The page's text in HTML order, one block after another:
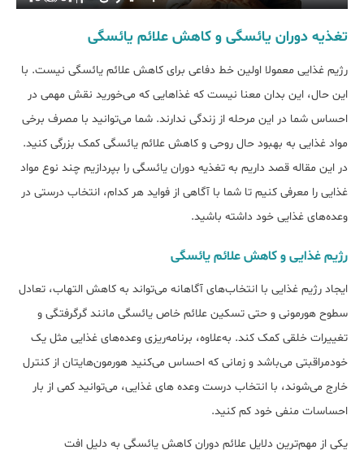
تغذیه دوران یائسگی و کاهش علائم یائسگی
رژیم غذایی معمولا اولین خط دفاعی برای کاهش علائم یائسگی نیست. با
این حال، این بدان معنا نیست که غذاهایی که می‌خورید نقش مهمی در
احساس شما در این مرحله از زندگی ندارند. شما می‌توانید با مصرف برخی
مواد غذایی به بهبود حال روحی و کاهش علائم یائسگی کمک بزرگی کنید.
در این مقاله قصد داریم به تغذیه دوران یائسگی را بپردازیم چند نوع مواد
غذایی را معرفی کنیم تا شما با آگاهی از فواید هر کدام، انتخاب درستی در
وعده‌های غذایی خود داشته باشید.
رژیم غذایی و کاهش علائم یائسگی
ایجاد رژیم غذایی با انتخاب‌های آگاهانه می‌تواند به کاهش التهاب، تعادل
سطوح هورمونی و حتی تسکین علائم خاص یائسگی مانند گرگرفتگی و
تغییرات خلقی کمک کند. به‌علاوه، برنامه‌ریزی وعده‌های غذایی مثل یک
خودمراقبتی می‌باشد و زمانی که احساس می‌کنید هورمون‌هایتان از کنترل
خارج می‌شوند، با انتخاب درست وعده های غذایی، می‌توانید کمی از بار
احساسات منفی خود کم کنید.
یکی از مهم‌ترین دلایل علائم دوران کاهش یائسگی به دلیل افت